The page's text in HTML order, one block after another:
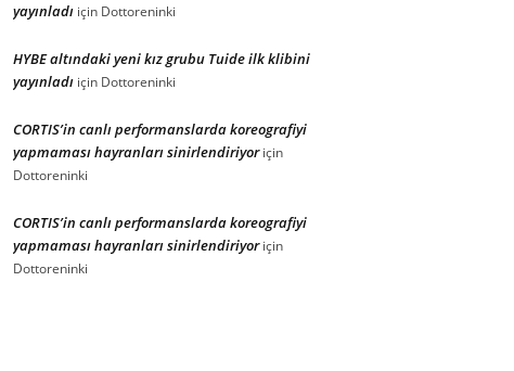
yayınladı için Dottoreninki
HYBE altındaki yeni kız grubu Tuide ilk klibini
yayınladı için Dottoreninki
CORTIS’in canlı performanslarda koreografiyi
yapmaması hayranları sinirlendiriyoriçin
Dottoreninki
CORTIS’in canlı performanslarda koreografiyi
yapmaması hayranları sinirlendiriyoriçin
Dottoreninki